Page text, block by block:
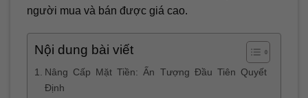
người mua và bán được giá cao.
Nội dung bài viết
Nâng Cấp Mặt Tiền: Ấn Tượng Đầu Tiên Quyết
Định